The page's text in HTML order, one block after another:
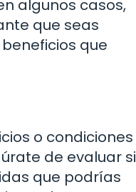
algunos casos,
que seas
que
o condiciones
de evaluar si
que podrías